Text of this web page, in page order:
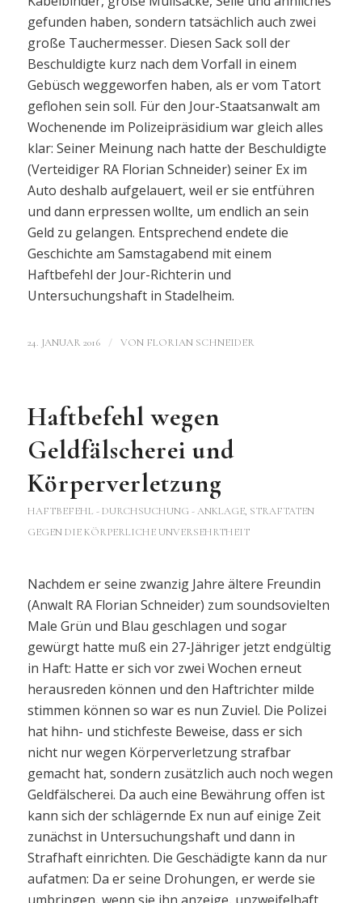
gefunden haben, sondern tatsächlich auch zwei
große Tauchermesser. Diesen Sack soll der
Beschuldigte kurz nach dem Vorfall in einem
Gebüsch weggeworfen haben, als er vom Tatort
geflohen sein soll. Für den Jour-Staatsanwalt am
Wochenende im Polizeipräsidium war gleich alles
klar: Seiner Meinung nach hatte der Beschuldigte
(Verteidiger RA Florian Schneider) seiner Ex im
Auto deshalb aufgelauert, weil er sie entführen
und dann erpressen wollte, um endlich an sein
Geld zu gelangen. Entsprechend endete die
Geschichte am Samstagabend mit einem
Haftbefehl der Jour-Richterin und
Untersuchungshaft in Stadelheim.
24. JANUAR 2016 / VON FLORIAN SCHNEIDER
Haftbefehl wegen
Geldfälscherei und
Körperverletzung
HAFTBEFEHL - DURCHSUCHUNG - ANKLAGE, STRAFTATEN
GEGEN DIE KÖRPERLICHE UNVERSEHRTHEIT
Nachdem er seine zwanzig Jahre ältere Freundin
(Anwalt RA Florian Schneider) zum soundsovielten
Male Grün und Blau geschlagen und sogar
gewürgt hatte muß ein 27-Jähriger jetzt endgültig
in Haft: Hatte er sich vor zwei Wochen erneut
herausreden können und den Haftrichter milde
stimmen können so war es nun Zuviel. Die Polizei
hat hihn- und stichfeste Beweise, dass er sich
nicht nur wegen Körperverletzung strafbar
gemacht hat, sondern zusätzlich auch noch wegen
Geldfälscherei. Da auch eine Bewährung offen ist
kann sich der schlägernde Ex nun auf einige Zeit
zunächst in Untersuchungshaft und dann in
Strafhaft einrichten. Die Geschädigte kann da nur
aufatmen: Da er seine Drohungen, er werde sie